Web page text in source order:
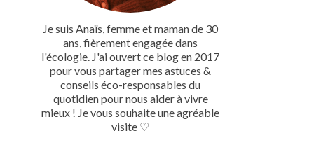
Je suis Anaïs, femme et maman de 30
ans, fièrement engagée dans
l'écologie. J'ai ouvert ce blog en 2017
pour vous partager mes astuces &
conseils éco-responsables du
quotidien pour nous aider à vivre
mieux ! Je vous souhaite une agréable
visite ♡